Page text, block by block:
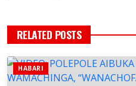
RELATED POSTS
HABARI